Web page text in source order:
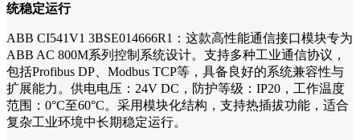
统稳定运行
ABB CI541V1 3BSE014666R1：这款高性能通信接口模块专为
ABB AC 800M系列控制系统设计。支持多种工业通信协议，
包括Profibus DP、Modbus TCP等，具备良好的系统兼容性与
扩展能力。供电电压：24V DC，防护等级：IP20，工作温度
范围：0°C至60°C。采用模块化结构，支持热插拔功能，适合
复杂工业环境中长期稳定运行。